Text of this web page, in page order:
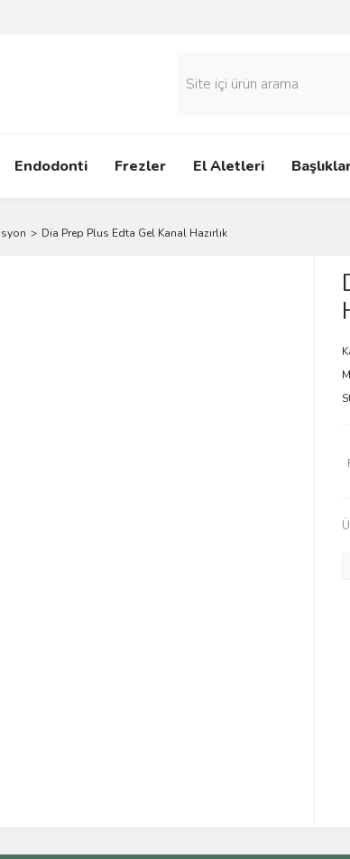
Endodonti Frezler El Aletleri
Dia Prep Plus Edta Gel Kanal Hazırlık